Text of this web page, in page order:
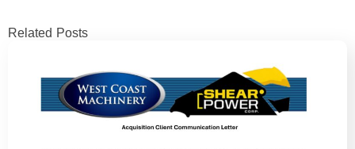
Related Posts